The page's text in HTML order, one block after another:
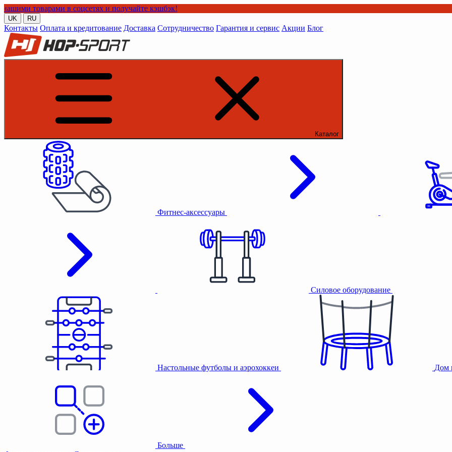
в соцсетях и получайте кэшбэк!
UK RU
Контакты Оплата и кредитование Доставка Сотрудничество Гарантия и сервис Акции Блог
Каталог
Фитнес-аксессуары
Силовое оборудование
Настольные футболы и аэрохоккеи Дом
Больше